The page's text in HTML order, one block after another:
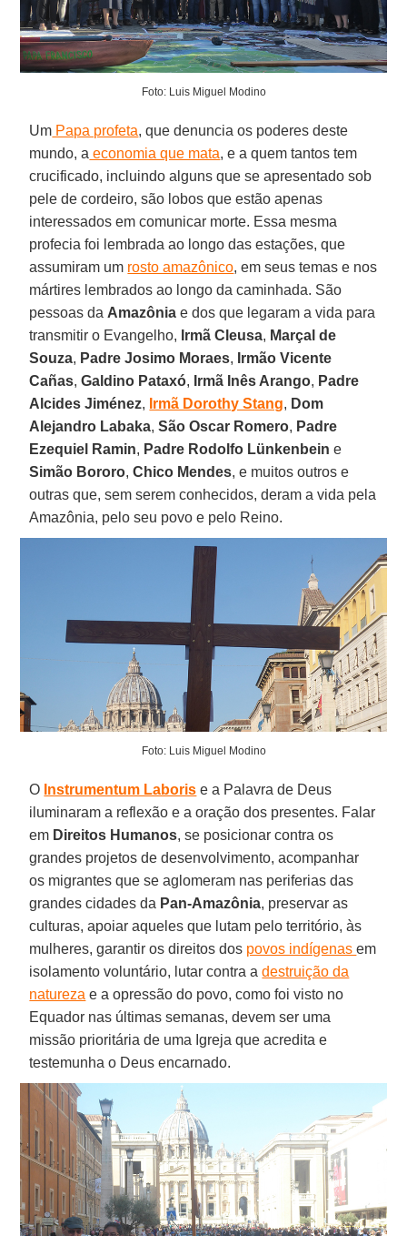
Foto: Luis Miguel Modino
Um Papa profeta, que denuncia os poderes deste
mundo, a economia que mata, e a quem tantos tem
crucificado, incluindo alguns que se apresentado sob
pele de cordeiro, são lobos que estão apenas
interessados em comunicar morte. Essa mesma
profecia foi lembrada ao longo das estações, que
assumiram um rosto amazônico, em seus temas e nos
mártires lembrados ao longo da caminhada. São
pessoas da Amazônia e dos que legaram a vida para
transmitir o Evangelho, Irmã Cleusa, Marçal de
Souza, Padre Josimo Moraes, Irmão Vicente
Cañas,Galdino Pataxó, Irmã Inês Arango, Padre
Alcides Jiménez, Irmã Dorothy Stang, Dom
Alejandro Labaka,São Oscar Romero, Padre
Ezequiel Ramin, Padre Rodolfo Lünkenbein e
Simão Bororo,Chico Mendes, e muitos outros e
outras que, sem serem conhecidos, deram a vida pela
Amazônia, pelo seu povo e pelo Reino.
Foto: Luis Miguel Modino
O Instrumentum Laboris e a Palavra de Deus
iluminaram a reflexão e a oração dos presentes. Falar
em Direitos Humanos, se posicionar contra os
grandes projetos de desenvolvimento, acompanhar
os migrantes que se aglomeram nas periferias das
grandes cidades da Pan-Amazônia, preservar as
culturas, apoiar aqueles que lutam pelo território, às
mulheres, garantir os direitos dos povos indígenasem
isolamento voluntário, lutar contra adestruição da
natureza e a opressão do povo, como foi visto no
Equador nas últimas semanas, devem ser uma
missão prioritária de uma Igreja que acredita e
testemunha o Deus encarnado.